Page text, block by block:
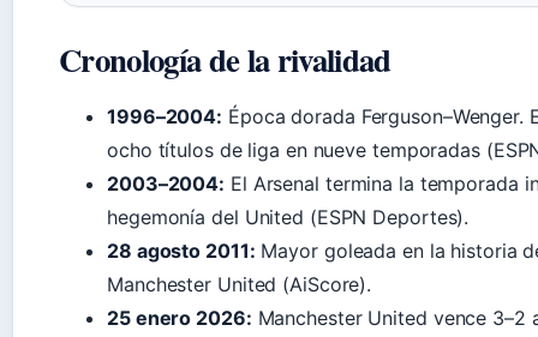
Cronología de la rivalidad
1996–2004: Época dorada
ocho títulos de liga en nueve temporadas
2003–2004: El Arsenal termina la temporada
hegemonía del United (ESPN Deportes).
28 agosto 2011: Mayor goleada en la historia
Manchester United (AiScore).
25 enero 2026: Manchester United vence 3–2